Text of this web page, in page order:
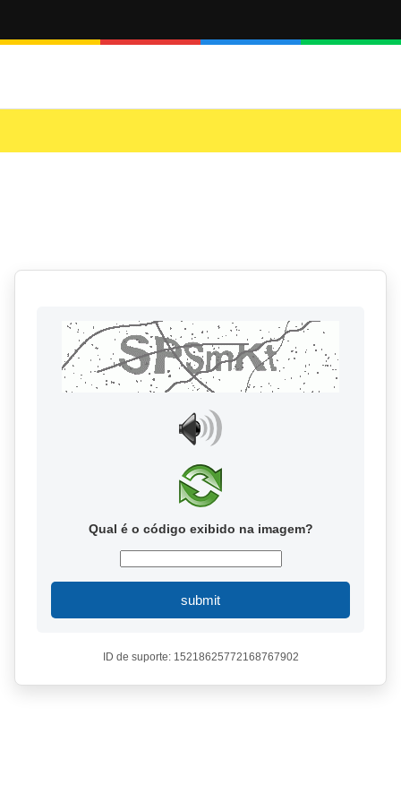
Qual é o código exibido na imagem?
submit
ID de suporte: 15218625772168767902